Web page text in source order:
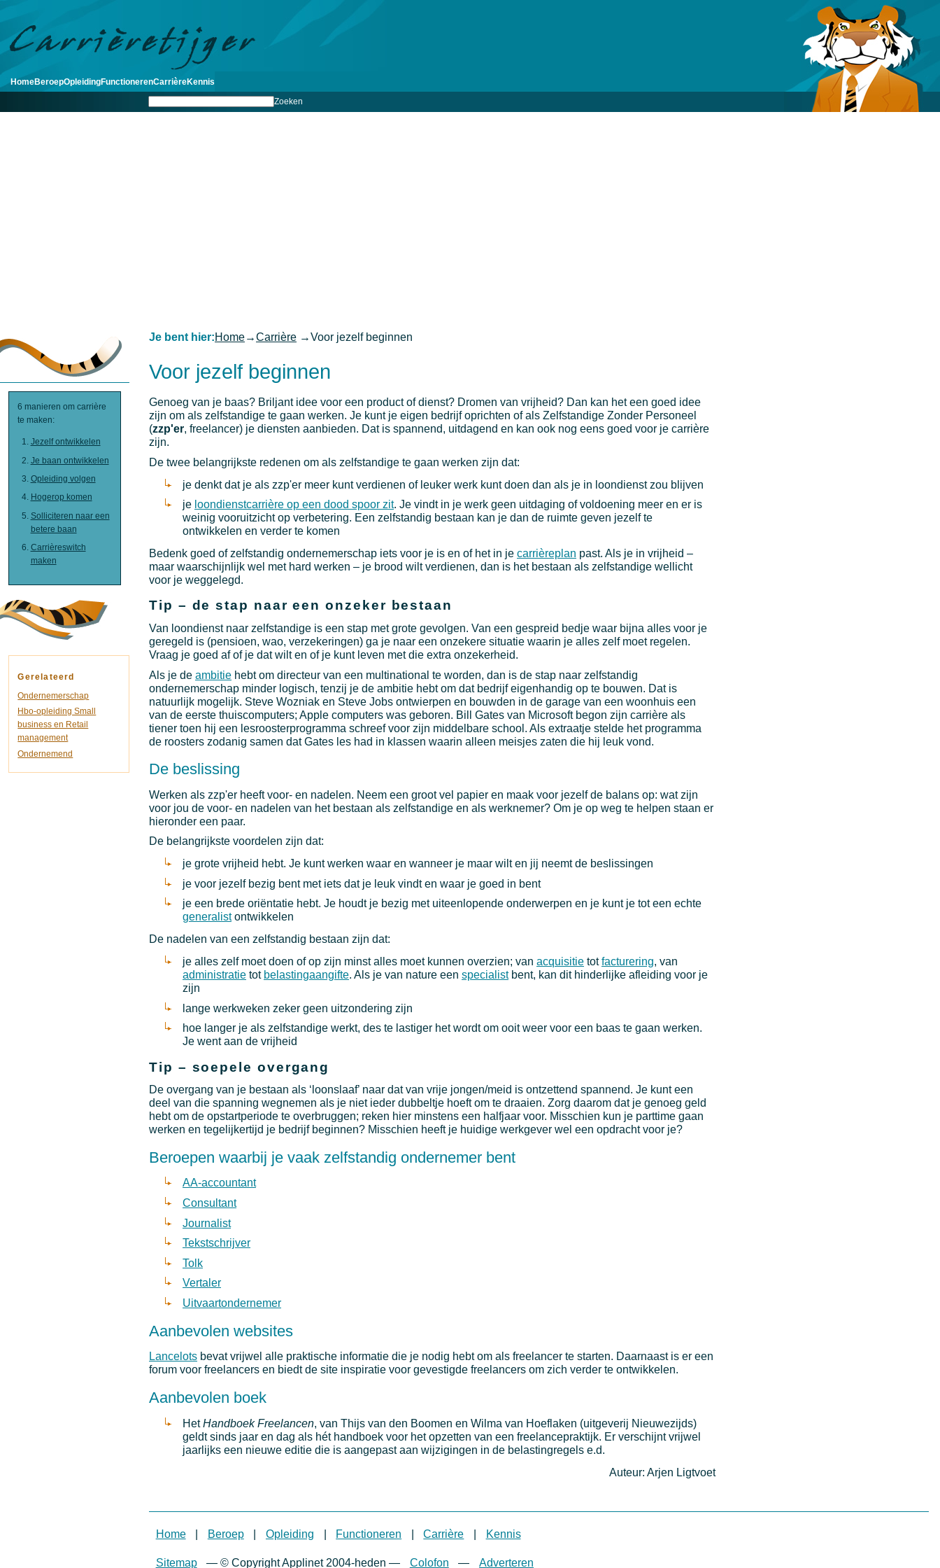
HomeBeroepOpleidingFunctionerenCarrièreKennis
Zoeken
Voor jezelf beginnen
Genoeg van je baas? Briljant idee voor een product of dienst? Dromen van vrijheid? Dan kan het een goed idee
zijn om als zelfstandige te gaan werken. Je kunt je eigen bedrijf oprichten of als Zelfstandige Zonder Personeel
(zzp'er, freelancer) je diensten aanbieden. Dat is spannend, uitdagend en kan ook nog eens goed voor je carrière
zijn.
De twee belangrijkste redenen om als zelfstandige te gaan werken zijn dat:
je denkt dat je als zzp'er meer kunt verdienen of leuker werk kunt doen dan als je in loondienst zou blijven
je loondienstcarrière op een dood spoor zit. Je vindt in je werk geen uitdaging of voldoening meer en er is
weinig vooruitzicht op verbetering. Een zelfstandig bestaan kan je dan de ruimte geven jezelf te
ontwikkelen en verder te komen
Bedenk goed of zelfstandig ondernemerschap iets voor je is en of het in je carrièreplan past. Als je in vrijheid –
maar waarschijnlijk wel met hard werken – je brood wilt verdienen, dan is het bestaan als zelfstandige wellicht
voor je weggelegd.
Tip – de stap naar een onzeker bestaan
Van loondienst naar zelfstandige is een stap met grote gevolgen. Van een gespreid bedje waar bijna alles voor je
geregeld is (pensioen, wao, verzekeringen) ga je naar een onzekere situatie waarin je alles zelf moet regelen.
Vraag je goed af of je dat wilt en of je kunt leven met die extra onzekerheid.
Als je de ambitie hebt om directeur van een multinational te worden, dan is de stap naar zelfstandig
ondernemerschap minder logisch, tenzij je de ambitie hebt om dat bedrijf eigenhandig op te bouwen. Dat is
natuurlijk mogelijk. Steve Wozniak en Steve Jobs ontwierpen en bouwden in de garage van een woonhuis een
van de eerste thuiscomputers; Apple computers was geboren. Bill Gates van Microsoft begon zijn carrière als
tiener toen hij een lesroosterprogramma schreef voor zijn middelbare school. Als extraatje stelde het programma
de roosters zodanig samen dat Gates les had in klassen waarin alleen meisjes zaten die hij leuk vond.
De beslissing
Werken als zzp'er heeft voor- en nadelen. Neem een groot vel papier en maak voor jezelf de balans op: wat zijn
voor jou de voor- en nadelen van het bestaan als zelfstandige en als werknemer? Om je op weg te helpen staan er
hieronder een paar.
De belangrijkste voordelen zijn dat:
je grote vrijheid hebt. Je kunt werken waar en wanneer je maar wilt en jij neemt de beslissingen
je voor jezelf bezig bent met iets dat je leuk vindt en waar je goed in bent
je een brede oriëntatie hebt. Je houdt je bezig met uiteenlopende onderwerpen en je kunt je tot een echte
generalistontwikkelen
De nadelen van een zelfstandig bestaan zijn dat:
je alles zelf moet doen of op zijn minst alles moet kunnen overzien; van acquisitie totfacturering, van
administratie tot belastingaangifte. Als je van nature een specialistbent, kan dit hinderlijke afleiding voor je
zijn
lange werkweken zeker geen uitzondering zijn
hoe langer je als zelfstandige werkt, des te lastiger het wordt om ooit weer voor een baas te gaan werken.
Je went aan de vrijheid
Tip – soepele overgang
De overgang van je bestaan als ‘loonslaaf’ naar dat van vrije jongen/meid is ontzettend spannend. Je kunt een
deel van die spanning wegnemen als je niet ieder dubbeltje hoeft om te draaien. Zorg daarom dat je genoeg geld
hebt om de opstartperiode te overbruggen; reken hier minstens een halfjaar voor. Misschien kun je parttime gaan
werken en tegelijkertijd je bedrijf beginnen? Misschien heeft je huidige werkgever wel een opdracht voor je?
Beroepen waarbij je vaak zelfstandig ondernemer bent
AA-accountant
Consultant
Journalist
Tekstschrijver
Tolk
Vertaler
Uitvaartondernemer
Aanbevolen websites
Lancelots bevat vrijwel alle praktische informatie die je nodig hebt om als freelancer te starten. Daarnaast is er een
forum voor freelancers en biedt de site inspiratie voor gevestigde freelancers om zich verder te ontwikkelen.
Aanbevolen boek
HetHandboek Freelancen, van Thijs van den Boomen en Wilma van Hoeflaken (uitgeverij Nieuwezijds)
geldt sinds jaar en dag als hét handboek voor het opzetten van een freelancepraktijk. Er verschijnt vrijwel
jaarlijks een nieuwe editie die is aangepast aan wijzigingen in de belastingregels e.d.
Auteur: Arjen Ligtvoet
Je bent hier:Home→Carrière →Voor jezelf beginnen
6 manieren om carrière
te maken:
Jezelf ontwikkelen
Je baan ontwikkelen
Opleiding volgen
Hogerop komen
Solliciteren naar een
betere baan
Carrièreswitch
maken
Gerelateerd
Ondernemerschap
Hbo-opleiding Small
business en Retail
management
Ondernemend
Home Beroep Opleiding Functioneren Carrière Kennis
Sitemap —© Copyright Applinet 2004-heden— Colofon — Adverteren